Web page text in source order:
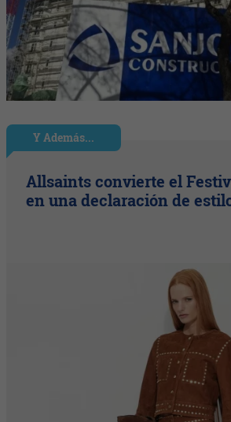
Y Además...
Allsaints convierte el
en una declaración de